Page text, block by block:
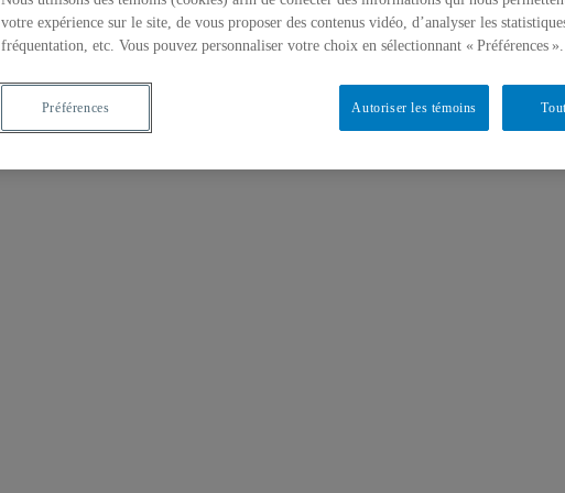
votre expérience sur le site, de vous proposer des contenus vidéo, d’analyser les
fréquentation, etc. Vous pouvez personnaliser votre choix en sélectionnant « Préférences ».
Autoriser les témoins
Préférences